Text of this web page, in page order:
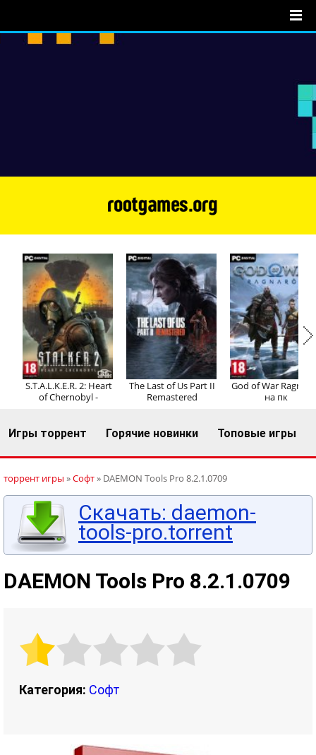
Регистрация Вход
S.T.A.L.K.E.R. 2: Heart
of Chernobyl -
The Last of Us Part II
Remastered
God of War
на пк
Игры торрент Горячие новинки Топовые игры
торрент игры »Софт» DAEMON Tools Pro 8.2.1.0709
Скачать: daemon-
tools-pro.torrent
DAEMON Tools Pro 8.2.1.0709
Категория: Софт